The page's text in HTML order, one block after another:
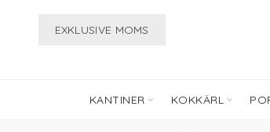
KANTINER KOKKÄRL